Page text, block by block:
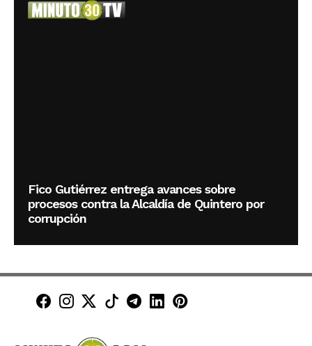
Fico Gutiérrez entrega avances sobre
procesos contra la Alcaldía de Quintero por
corrupción
Minuto30 en Facebook
Minuto30 en Instagram
Minuto30 en X (Twitter)
Minuto30 en TikTok
Canal de Minuto30 en
Minuto30 en LinkedIn
Minuto30 en